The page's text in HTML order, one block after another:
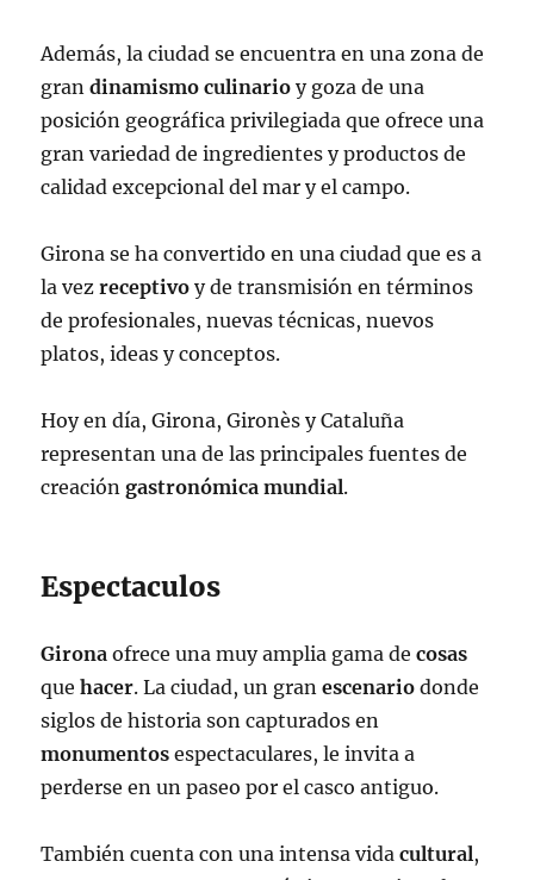
Además, la ciudad se encuentra en una zona de
grandinamismo culinario y goza de una
posición geográfica privilegiada que ofrece una
gran variedad de ingredientes y productos de
calidad excepcional del mar y el campo.
Girona se ha convertido en una ciudad que es a
la vezreceptivo y de transmisión en términos
de profesionales, nuevas técnicas, nuevos
platos, ideas y conceptos.
Hoy en día, Girona, Gironès y Cataluña
representan una de las principales fuentes de
creacióngastronómica mundial.
Espectaculos
Girona ofrece una muy amplia gama decosas
quehacer. La ciudad, un granescenario donde
siglos de historia son capturados en
monumentos espectaculares, le invita a
perderse en un paseo por el casco antiguo.
También cuenta con una intensa vidacultural,